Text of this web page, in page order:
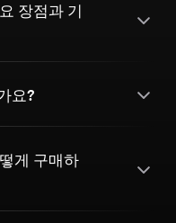
장점과 기
요?
게 구매하